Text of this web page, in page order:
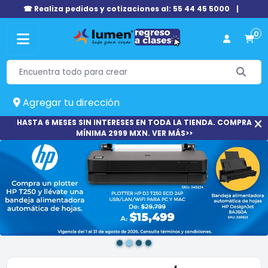
☎ Realiza pedidos y cotizaciones al: 55 44 45 5000 |
0
Agregar tu dirección
HASTA 6 MESES SIN INTERESES EN TODA LA TIENDA. COMPRA
MÍNIMA 2999 MXN. VER MÁS>>